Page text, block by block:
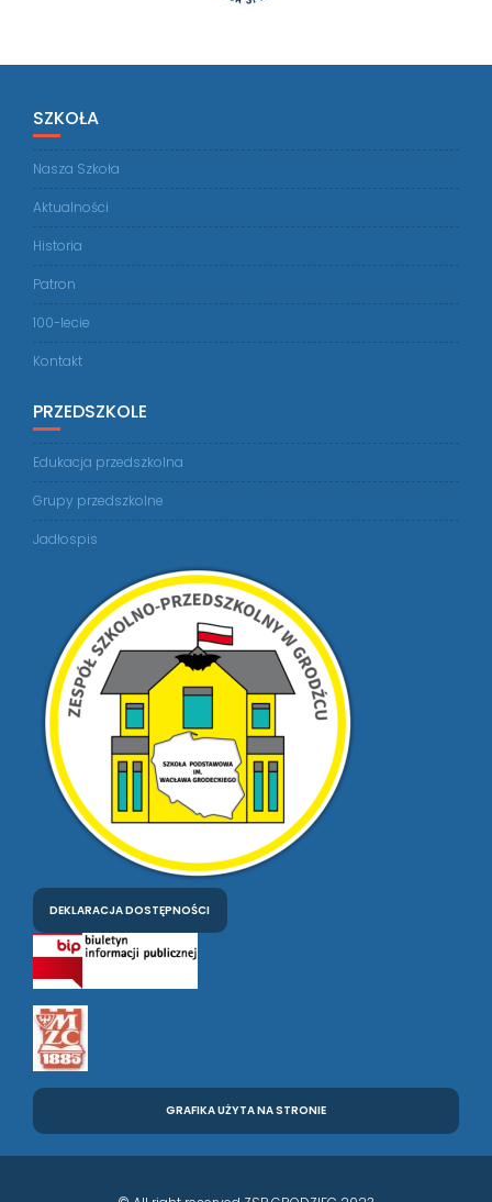
SZKOŁA
Nasza Szkoła
Aktualności
Historia
Patron
100-lecie
Kontakt
PRZEDSZKOLE
Edukacja przedszkolna
Grupy przedszkolne
Jadłospis
DEKLARACJA DOSTĘPNOŚCI
GRAFIKA UŻYTA NA STRONIE